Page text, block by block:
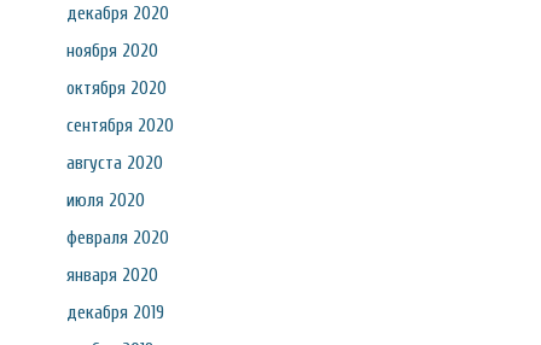
декабря 2020
ноября 2020
октября 2020
сентября 2020
августа 2020
июля 2020
февраля 2020
января 2020
декабря 2019